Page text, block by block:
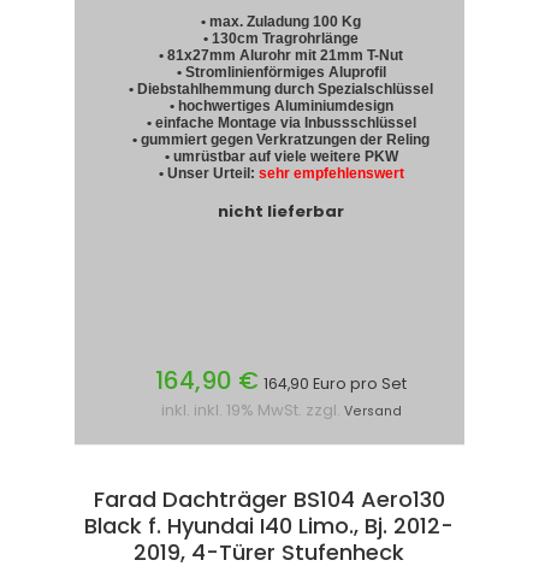
• max. Zuladung 100 Kg
• 130cm Tragrohrlänge
• 81x27mm Alurohr mit 21mm T-Nut
• Stromlinienförmiges Aluprofil
• Diebstahlhemmung durch Spezialschlüssel
• hochwertiges Aluminiumdesign
• einfache Montage via Inbussschlüssel
• gummiert gegen Verkratzungen der Reling
• umrüstbar auf viele weitere PKW
• Unser Urteil: sehr empfehlenswert
nicht lieferbar
164,90 € 164,90 Euro pro Set
inkl. inkl. 19% MwSt. zzgl. Versand
Farad Dachträger BS104 Aero130
Black f. Hyundai I40 Limo., Bj. 2012-
2019, 4-Türer Stufenheck